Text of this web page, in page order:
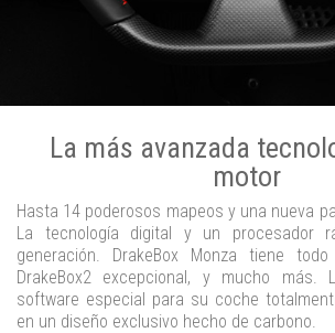
La más avanzada
motor
Hasta 14 poderosos mapeos y una nueva
La tecnología digital y un procesador
generación. DrakeBox Monza tiene
DrakeBox2 excepcional, y mucho más.
software especial para su coche
en un diseño exclusivo hecho de carbono.